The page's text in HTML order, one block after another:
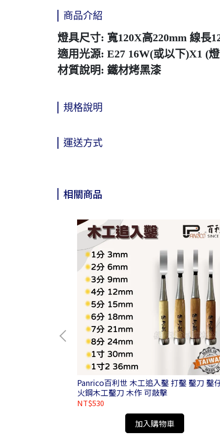
商品介紹
燈具尺寸: 寬120X高220mm 線長
適用光源: E27 16W(或以下)X1 (
材質說明: 鐵材烤黑漆
規格說明
運送方式
相關商品
Panrico百利世 木工追入鑿 打鑿 鑿刀 鑿
火鋼木工鑿刀 木作 可敲擊
NT$530
加入購物車